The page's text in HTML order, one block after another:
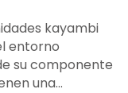
kayambi
entorno
su componente
una...